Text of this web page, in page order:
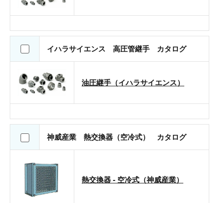
イハラサイエンス 高圧管継手 カタログ
油圧継手（イハラサイエンス）
神威産業 熱交換器（空冷式） カタログ
熱交換器 - 空冷式（神威産業）